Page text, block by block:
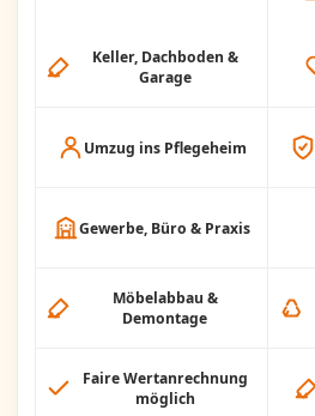
Keller, Dachboden &
Garage
Umzug ins Pflegeheim
Gewerbe, Büro & Praxis
Möbelabbau &
Demontage
Faire Wertanrechnung
möglich